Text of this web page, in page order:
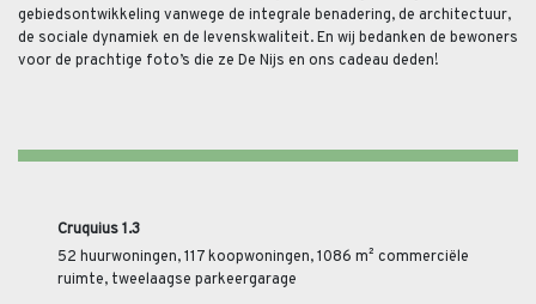
gebiedsontwikkeling vanwege de integrale benadering, de architectuur,
de sociale dynamiek en de levenskwaliteit. En wij bedanken de bewoners
voor de prachtige foto’s die ze De Nijs en ons cadeau deden!
Cruquius 1.3
52 huurwoningen, 117 koopwoningen, 1086 m² commerciële
ruimte, tweelaagse parkeergarage